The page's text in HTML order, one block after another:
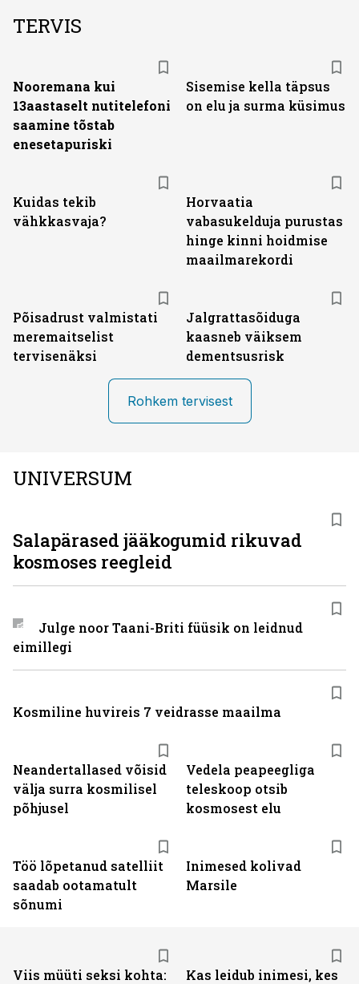
TERVIS
Nooremana kui
13aastaselt nutitelefoni
saamine tõstab
enesetapuriski
Sisemise kella täpsus
on elu ja surma küsimus
Kuidas tekib
vähkkasvaja?
Horvaatia
vabasukelduja purustas
hinge kinni hoidmise
maailmarekordi
Põisadrust valmistati
meremaitselist
tervisenäksi
Jalgrattasõiduga
kaasneb väiksem
dementsusrisk
Rohkem tervisest
UNIVERSUM
Neandertallased võisid
välja surra kosmilisel
põhjusel
Vedela peapeegliga
teleskoop otsib
kosmosest elu
Töö lõpetanud satelliit
saadab ootamatult
sõnumi
Inimesed kolivad
Marsile
Salapärased jääkogumid rikuvad
kosmoses reegleid
Julge noor Taani-Briti füüsik on leidnud
eimillegi
Kosmiline huvireis 7 veidrasse maailma
Viis müüti seksi kohta:
Kas leidub inimesi, kes